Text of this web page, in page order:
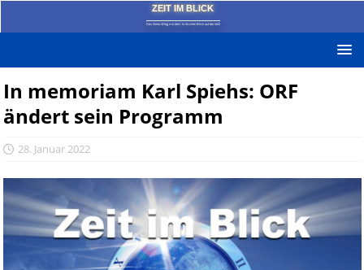
ZEIT IM BLICK
Das News-Blog mit dem kritischen Blick auf die Zeit!
In memoriam Karl Spiehs: ORF
ändert sein Programm
28. Januar 2022